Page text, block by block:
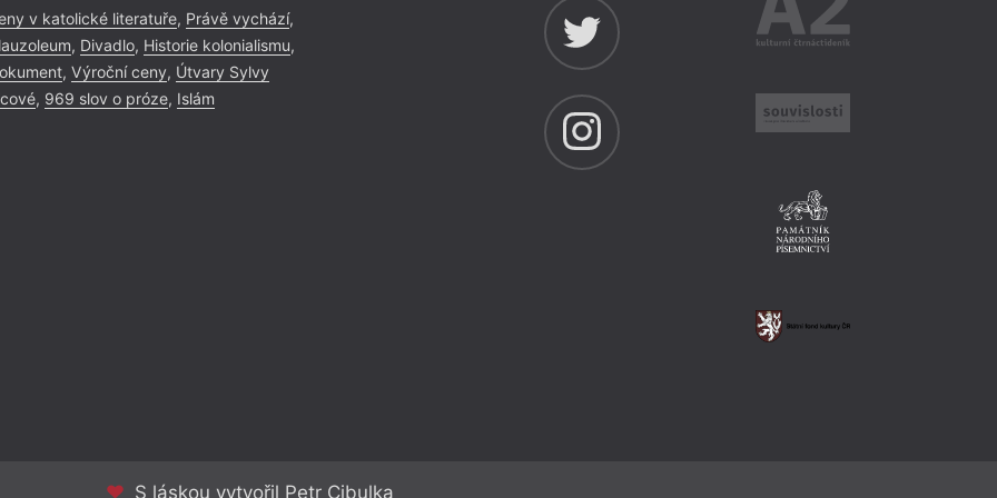
v katolické literatuře, Právě vychází,
, Divadlo, Historie kolonialismu,
, Výroční ceny, Útvary Sylvy
, 969 slov o próze, Islám
S láskou vytvořil Petr Cibulka